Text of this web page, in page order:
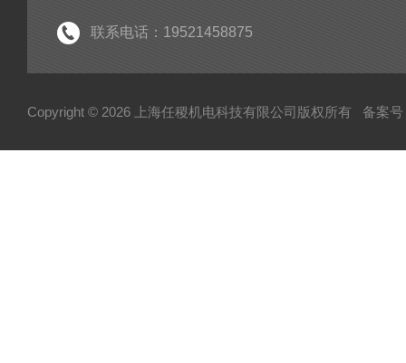
联系电话：19521458875
Copyright © 2026 上海任稷机电科技有限公司版权所有 备案号